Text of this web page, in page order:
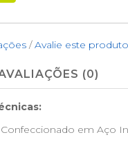
/Avalie este produto
(0)
em Aço